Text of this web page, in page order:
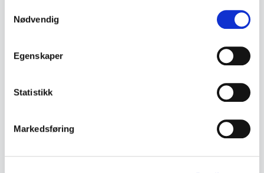
Nødvendig
Egenskaper
Statistikk
Markedsføring
Ok stand – noe aldersslitasje, patina og